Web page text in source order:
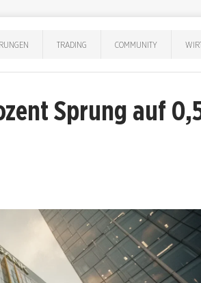
TRADING COMMUNITY
Sprung auf